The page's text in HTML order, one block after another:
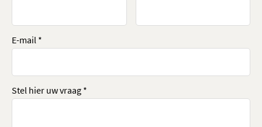
E-mail *
Stel hier uw vraag *